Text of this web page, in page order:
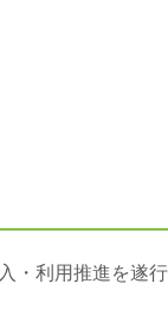
利用推進を遂行